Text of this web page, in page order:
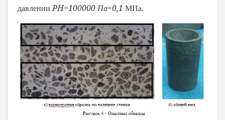
давлении PH=100000 Па=0,1 МПа.